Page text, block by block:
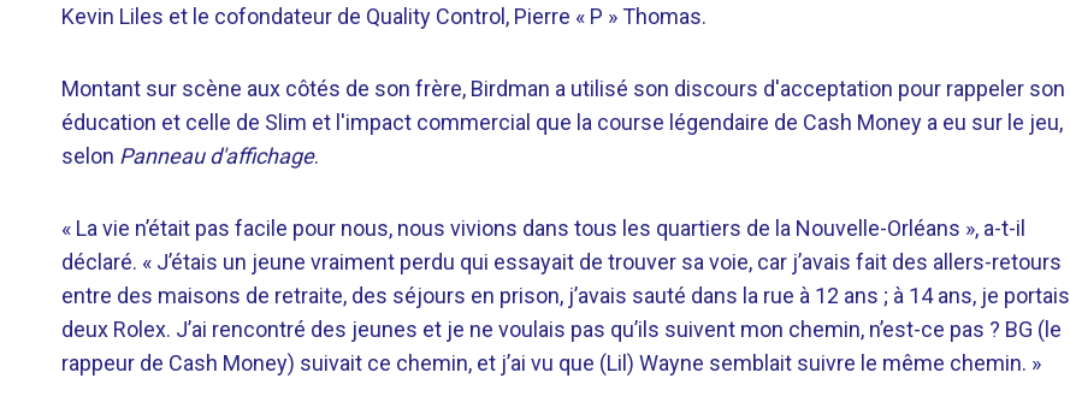
Kevin Liles et le cofondateur de Quality Control, Pierre « P » Thomas.
Montant sur scène aux côtés de son frère, Birdman a utilisé son discours d'acceptation pour rappeler son
éducation et celle de Slim et l'impact commercial que la course légendaire de Cash Money a eu sur le jeu,
selon Panneau d'affichage.
« La vie n’était pas facile pour nous, nous vivions dans tous les quartiers de la Nouvelle-Orléans », a-t-il
déclaré. « J’étais un jeune vraiment perdu qui essayait de trouver sa voie, car j’avais fait des allers-retours
entre des maisons de retraite, des séjours en prison, j’avais sauté dans la rue à 12 ans ; à 14 ans, je portais
deux Rolex. J’ai rencontré des jeunes et je ne voulais pas qu’ils suivent mon chemin, n’est-ce pas ? BG (le
rappeur de Cash Money) suivait ce chemin, et j’ai vu que (Lil) Wayne semblait suivre le même chemin. »